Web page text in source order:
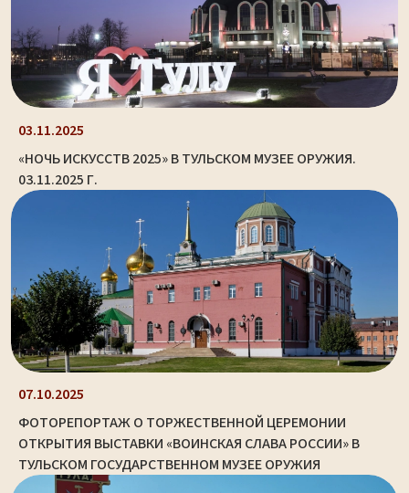
03.11.2025
«НОЧЬ ИСКУССТВ 2025» В ТУЛЬСКОМ МУЗЕЕ ОРУЖИЯ.
03.11.2025 Г.
07.10.2025
ФОТОРЕПОРТАЖ О ТОРЖЕСТВЕННОЙ ЦЕРЕМОНИИ
ОТКРЫТИЯ ВЫСТАВКИ «ВОИНСКАЯ СЛАВА РОССИИ» В
ТУЛЬСКОМ ГОСУДАРСТВЕННОМ МУЗЕЕ ОРУЖИЯ